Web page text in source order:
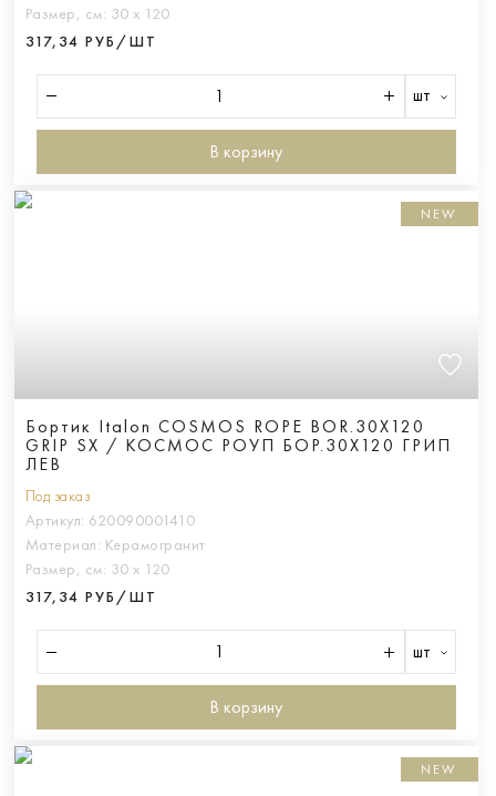
Размер, см: 30 х 120
317,34 РУБ/ШТ
шт
В корзину
NEW
Бортик Italon COSMOS ROPE BOR.30X120
GRIP SX / КОСМОС РОУП БОР.30X120 ГРИП
ЛЕВ
Под заказ
Артикул: 620090001410
Материал: Керамогранит
Размер, см: 30 х 120
317,34 РУБ/ШТ
шт
В корзину
NEW